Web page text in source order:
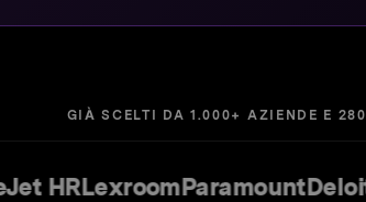
GIÀ SCELTI DA 1.000+ AZIENDE E
ParamountDeloitte